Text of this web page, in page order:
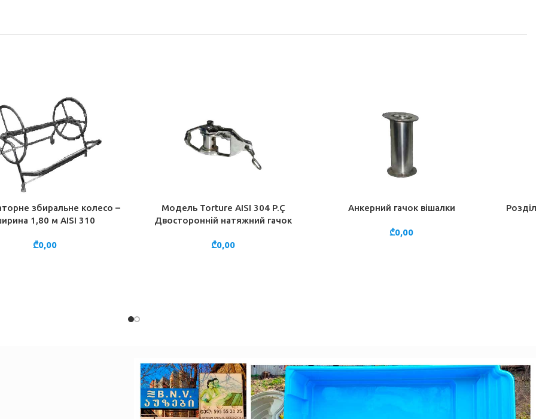
В КОШИКзбиральне колесо –
1,80 м AISI 310
₾0,00
ДОДАТИ В КОШИК
Модель Torture AISI 304 P.Ç
Двосторонній натяжний гачок
₾0,00
ДОДАТИ В КОШИК
Анкерний гачок вішалки
₾0,00